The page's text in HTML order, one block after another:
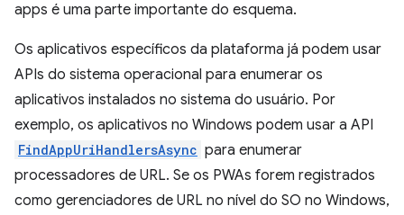
apps é uma parte importante do esquema.
Os aplicativos específicos da plataforma já podem usar
APIs do sistema operacional para enumerar os
aplicativos instalados no sistema do usuário. Por
exemplo, os aplicativos no Windows podem usar a API
FindAppUriHandlersAsync para enumerar
processadores de URL. Se os PWAs forem registrados
como gerenciadores de URL no nível do SO no Windows,